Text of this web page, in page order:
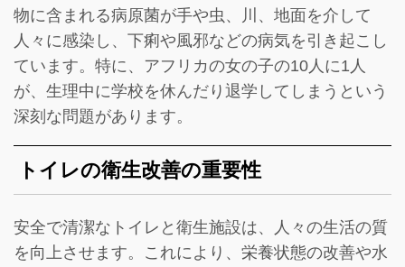
物に含まれる病原菌が手や虫、川、地面を介して
人々に感染し、下痢や風邪などの病気を引き起こし
ています。特に、アフリカの女の子の10人に1人
が、生理中に学校を休んだり退学してしまうという
深刻な問題があります。
トイレの衛生改善の重要性
安全で清潔なトイレと衛生施設は、人々の生活の質
を向上させます。これにより、栄養状態の改善や水